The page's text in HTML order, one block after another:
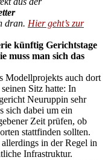
dran. Hier geht’s zur
künftig Gerichtstage
muss man sich das
Modellprojekts auch dort
Sitz hatte: In
Neuruppin sehr
sich dabei um ein
Zeit prüfen, ob
stattfinden sollten.
in der Regel in
Infrastruktur.